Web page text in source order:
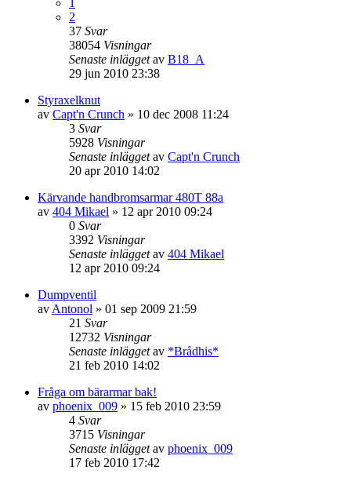
2
37 Svar
38054 Visningar
Senaste inläggetav B18_A
29 jun 2010 23:38
Styraxelknut
av Capt'n Crunch » 10 dec 2008 11:24
3 Svar
5928 Visningar
Senaste inläggetav Capt'n Crunch
20 apr 2010 14:02
Kärvande handbromsarmar 480T 88a
av 404 Mikael » 12 apr 2010 09:24
0 Svar
3392 Visningar
Senaste inläggetav 404 Mikael
12 apr 2010 09:24
Dumpventil
av Antonol » 01 sep 2009 21:59
21 Svar
12732 Visningar
Senaste inläggetav *Brådhis*
21 feb 2010 14:02
Fråga om bärarmar bak!
av phoenix_009 » 15 feb 2010 23:59
4 Svar
3715 Visningar
Senaste inläggetav phoenix_009
17 feb 2010 17:42